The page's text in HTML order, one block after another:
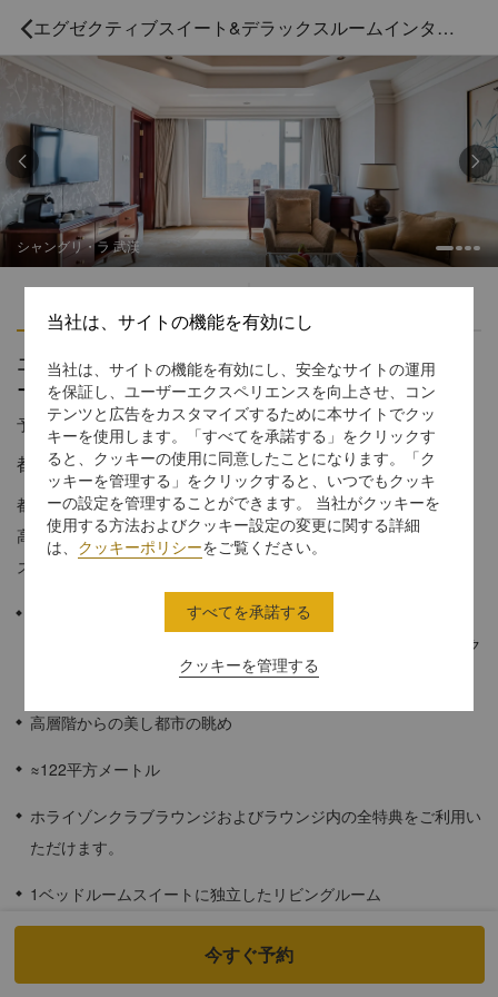
 エグゼクティブスイート&デラックスルームインターコネクティング
シャングリ・ラ 武漢
 
エグゼクティブスイート&デラックスルームインタ
ーコネクティング
予約受付窓口の電話番号 1 866 565 5050
都市の眺めとホライゾンクラブラウンジ特典
都市の眺めをお楽しみいただけるエグゼクティブスイートには、
高級アメニティをご用意しており、ご家族旅行に便利なデラック
スルームへと繋がっております。
こちらの客室スタイルでは、客室2室が室内で繋がっておりま
す。こちらの客室は、エグゼクティブスイートルームとデラック
スルームが繋がっております。
高層階からの美し都市の眺め
≈122平方メートル
ホライゾンクラブラウンジおよびラウンジ内の全特典をご利用い
ただけます。
1ベッドルームスイートに独立したリビングルーム
広々としたバスルームに独立したシャワールームとバスタブ。
インターコネクティングルームは、6名様までご滞在いただけま
今すぐ予約
当社は、サイトの機能を有効にし
当社は、サイトの機能を有効にし、安全なサイトの運用
を保証し、ユーザーエクスペリエンスを向上させ、コン
テンツと広告をカスタマイズするために本サイトでクッ
キーを使用します。「すべてを承諾する」をクリックす
ると、クッキーの使用に同意したことになります。「ク
ッキーを管理する」をクリックすると、いつでもクッキ
ーの設定を管理することができます。 当社がクッキーを
使用する方法およびクッキー設定の変更に関する詳細
は、 クッキーポリシーをご覧ください。
クッキーを管理する
すべてを承諾する